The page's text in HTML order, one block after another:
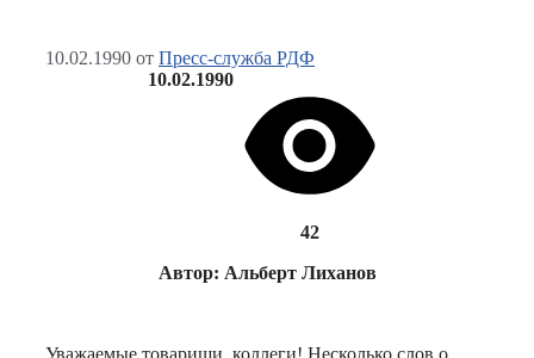
10.02.1990 от Пресс-служба РДФ
10.02.1990
42
Автор: Альберт Лиханов